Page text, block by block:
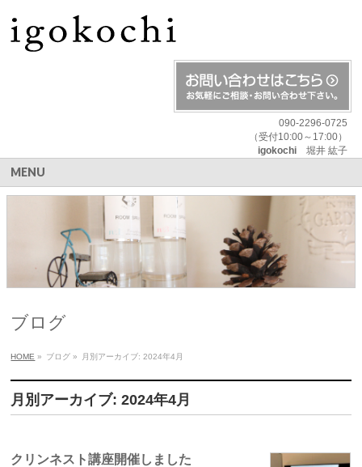
090-2296-0725
（受付10:00～17:00）
igokochi堀井 紘子
MENU
ブログ
HOME » ブログ » 月別アーカイブ: 2024年4月
月別アーカイブ: 2024年4月
クリンネスト講座開催しました